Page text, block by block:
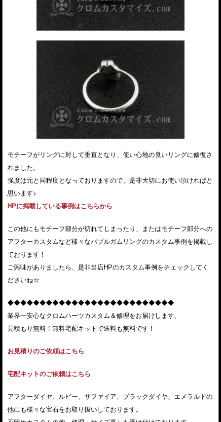
モチーフがリングに対して垂直となり、使い心地の良いリングに修復さ
れました。
強度は元と同程度となっておりますので、是非大切にお使い頂ければと
思います♪
HPに掲載している事例はこちらから
この他にもモチーフ部分が切れてしまったり、またはモチーフ部分への
アフターカスタムなど様々なバブルガムリングのカスタム事例を掲載し
ております！
ご興味がありましたら、是非当店HPのカスタム事例をチェックしてく
ださいね☆
◆◆◆◆◆◆◆◆◆◆◆◆◆◆◆◆◆◆◆◆◆◆◆◆◆◆
業界一安心なクロムハーツカスタム＆修理をお届けします。
見積もり無料！無料宅配キットで送料も無料です！
お見積りのご依頼はこちら
宅配キットのご依頼はこちら
アフターダイヤ、ルビー、サファイア、ブラックダイヤ、エメラルドの
他にも様々な宝石をお取り扱いしております。